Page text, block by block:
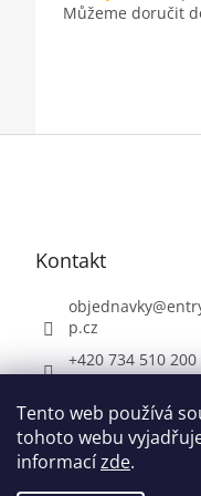
Tento web používá
tohoto webu
informacízde.
Můžeme doručit
Kontakt
objednavky@
p.cz
+420 734 510 200